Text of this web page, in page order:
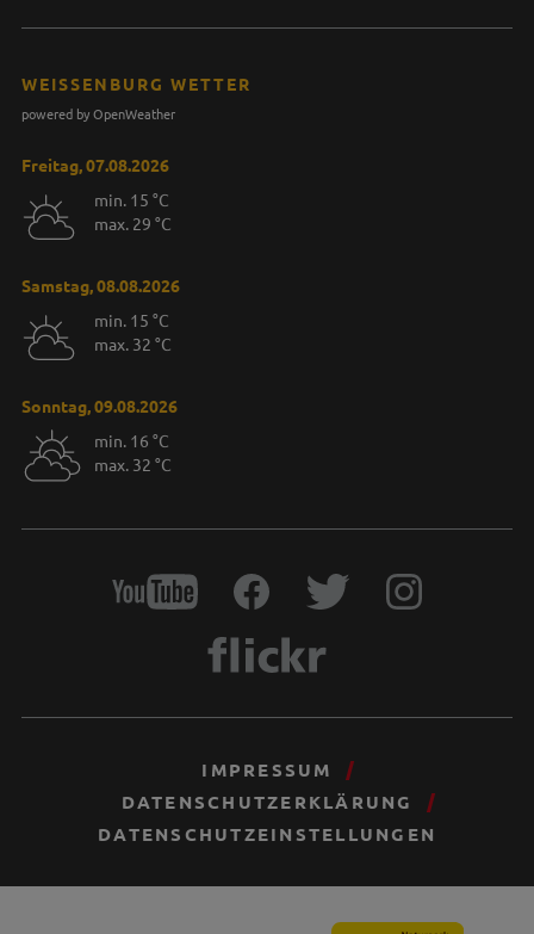
WEISSENBURG WETTER
powered by OpenWeather
Freitag, 07.08.2026
min. 15 °C
max. 29 °C
Samstag, 08.08.2026
min. 15 °C
max. 32 °C
Sonntag, 09.08.2026
min. 16 °C
max. 32 °C
IMPRESSUM
DATENSCHUTZERKLÄRUNG
DATENSCHUTZEINSTELLUNGEN